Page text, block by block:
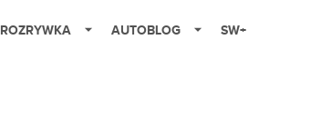
ROZRYWKA AUTOBLOG SW+